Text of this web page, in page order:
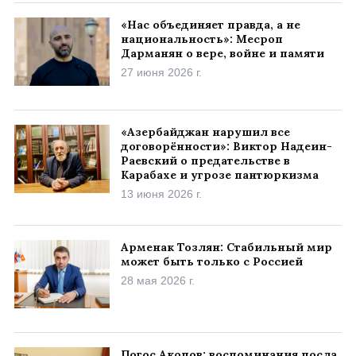
«Нас объединяет правда, а не
национальность»: Месроп
Дарманян о вере, войне и памяти
27 июня 2026 г.
«Азербайджан нарушил все
договорённости»: Виктор Надеин-
Раевский о предательстве в
Карабахе и угрозе пантюркизма
13 июня 2026 г.
Арменак Тозлян: Стабильный мир
может быть только с Россией
28 мая 2026 г.